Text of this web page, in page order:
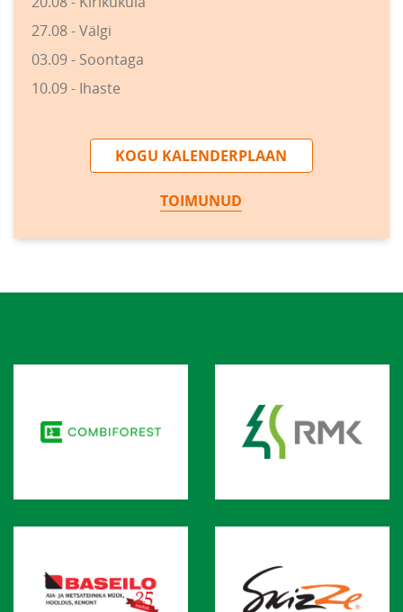
27.08 - Välgi
03.09 - Soontaga
10.09 - Ihaste
KOGU KALENDERPLAAN
TOIMUNUD